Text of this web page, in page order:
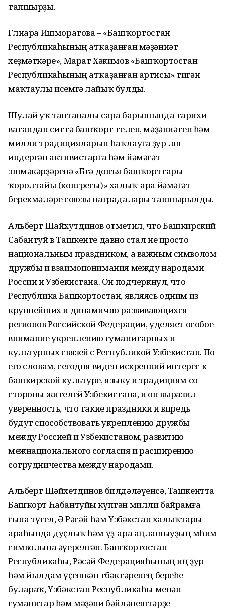
тапшырҙы.
Гөлнара Ишморатова – «Башҡортостан
Республикаһының атҡаҙанған мәҙәниәт
хеҙмәткәре», Марат Хәкимов «Башҡортостан
Республикаһының атҡаҙанған артисы» тигән
маҡтаулы исемгә лайыҡ булды.
Шулай уҡ тантаналы сара барышында тарихи
ватандан ситтә башҡорт телен, мәҙәниәтен һәм
милли традицияларын һаҡлауға ҙур өлөш
индергән активистарға һәм йәмәғәт
эшмәкәрҙәренә «Бөтә донъя башҡорттары
ҡоролтайы (конгресы)» халыҡ-ара йәмәғәт
берекмәләре союзы наградалары тапшырылды.
Альберт Шайхутдинов отметил, что Башкирский
Сабантуй в Ташкенте давно стал не просто
национальным праздником, а важным символом
дружбы и взаимопонимания между народами
России и Узбекистана. Он подчеркнул, что
Республика Башкортостан, являясь одним из
крупнейших и динамично развивающихся
регионов Российской Федерации, уделяет особое
внимание укреплению гуманитарных и
культурных связей с Республикой Узбекистан. По
его словам, сегодня виден искренний интерес к
башкирской культуре, языку и традициям со
стороны жителей Узбекистана, и он выразил
уверенность, что такие праздники и впредь
будут способствовать укреплению дружбы
между Россией и Узбекистаном, развитию
межнационального согласия и расширению
сотрудничества между народами.
Альберт Шәйхетдинов билдәләүенсә, Ташкентта
Башҡорт Һабантуйы күптән милли байрамға
ғына түгел, Ә Рәсәй һәм Үзбәкстан халыҡтары
араһында дуҫлыҡ һәм үҙ-ара аңлашыуҙың мөһим
символына әүерелгән. Башҡортостан
Республикаһы, Рәсәй Федерацияһының иң ҙур
һәм йылдам үҫешкән төбәктәренең береһе
булараҡ, Үзбәкстан Республикаһы менән
гуманитар һәм мәҙәни бәйләнештәрҙе